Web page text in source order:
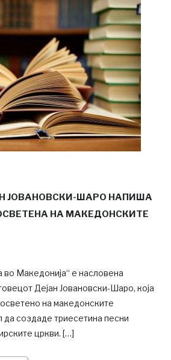
ЈОВАНОВСКИ-ШАРО НАПИША
НА МАКЕДОНСКИТЕ
во Македонија“ е насловена
Дејан Јовановски-Шаро, која
на македонските
да создаде триесетина песни
цркви. […]